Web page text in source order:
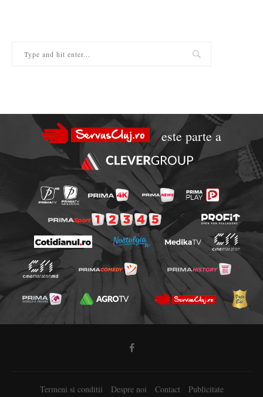
este parte a
Termeni si conditii Despre noi Contact Publicitate